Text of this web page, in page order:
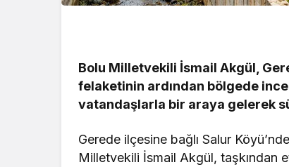
Bolu Milletvekili İsmail Akgül,
felaketinin ardından bölgede
vatandaşlarla bir araya gelerek
Gerede ilçesine bağlı Salur
Milletvekili İsmail Akgül, taşkından